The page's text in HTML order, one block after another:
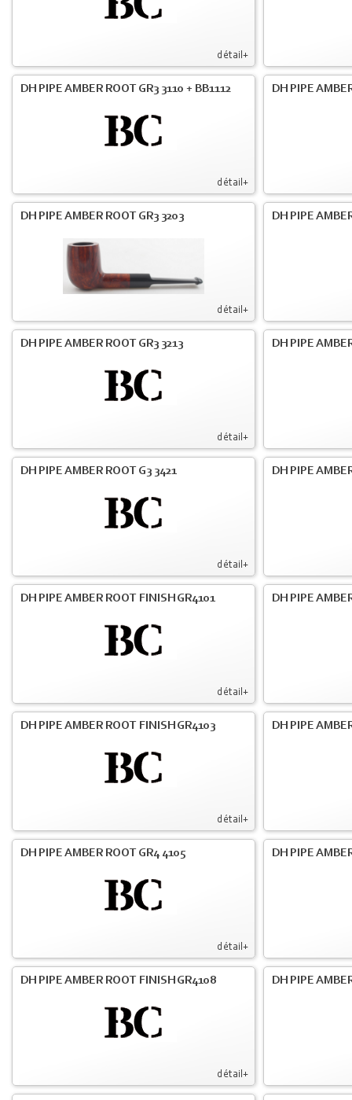
détail+
détail+
DH PIPE AMBER ROOT GR3 3110 + BB1112 DH PIPE
détail+
DH PIPE AMBER ROOT GR3 3203 DH PIPE
détail+
DH PIPE AMBER ROOT GR3 3213 DH PIPE
détail+
DH PIPE AMBER ROOT G3 3421 DH PIPE
détail+
DH PIPE AMBER ROOT FINISH GR4101 DH PIPE
détail+
DH PIPE AMBER ROOT FINISH GR4103 DH PIPE
détail+
DH PIPE AMBER ROOT GR4 4105 DH PIPE
détail+
DH PIPE AMBER ROOT FINISH GR4108 DH PIPE